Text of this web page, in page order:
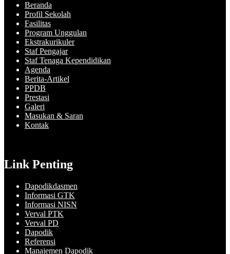
Beranda
Profil Sekolah
Fasilitas
Program Unggulan
Ekstrakurikuler
Staf Pengajar
Staf Tenaga Kependidikan
Agenda
Berita-Artikel
PPDB
Prestasi
Galeri
Masukan & Saran
Kontak
Link Penting
Dapodikdasmen
Informasi GTK
Informasi NISN
Verval PTK
Verval PD
Dapodik
Referensi
Manajemen Dapodik